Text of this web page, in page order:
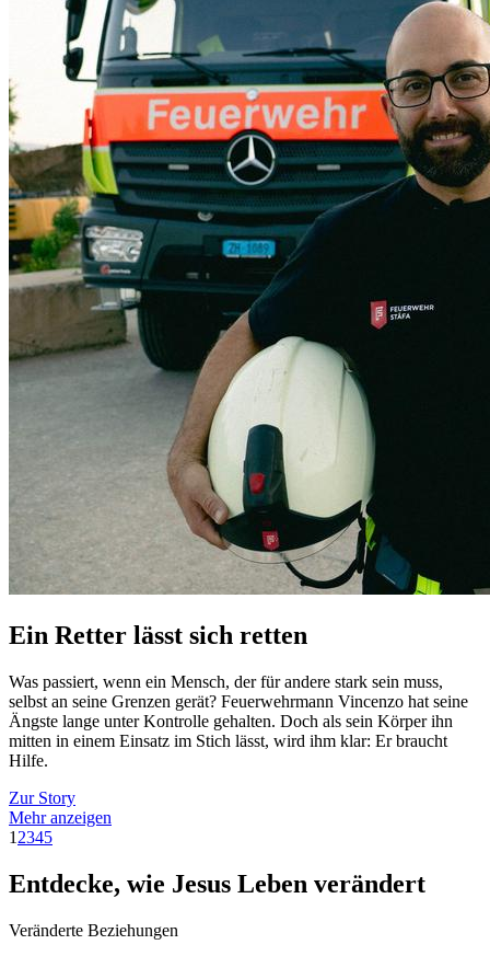
Ein Retter lässt sich retten
Was passiert, wenn ein Mensch, der für andere stark sein muss,
selbst an seine Grenzen gerät? Feuerwehrmann Vincenzo hat seine
Ängste lange unter Kontrolle gehalten. Doch als sein Körper ihn
mitten in einem Einsatz im Stich lässt, wird ihm klar: Er braucht
Hilfe.
Zur Story
Mehr anzeigen
1 2345
Entdecke, wie Jesus Leben verändert
Veränderte Beziehungen